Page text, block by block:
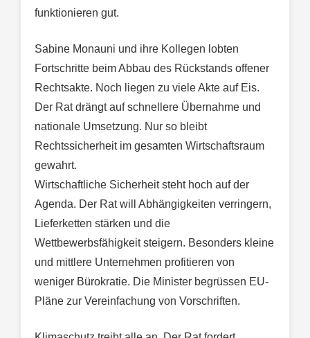
funktionieren gut.
Sabine Monauni und ihre Kollegen lobten
Fortschritte beim Abbau des Rückstands offener
Rechtsakte. Noch liegen zu viele Akte auf Eis.
Der Rat drängt auf schnellere Übernahme und
nationale Umsetzung. Nur so bleibt
Rechtssicherheit im gesamten Wirtschaftsraum
gewahrt.
Wirtschaftliche Sicherheit steht hoch auf der
Agenda. Der Rat will Abhängigkeiten verringern,
Lieferketten stärken und die
Wettbewerbsfähigkeit steigern. Besonders kleine
und mittlere Unternehmen profitieren von
weniger Bürokratie. Die Minister begrüssen EU-
Pläne zur Vereinfachung von Vorschriften.